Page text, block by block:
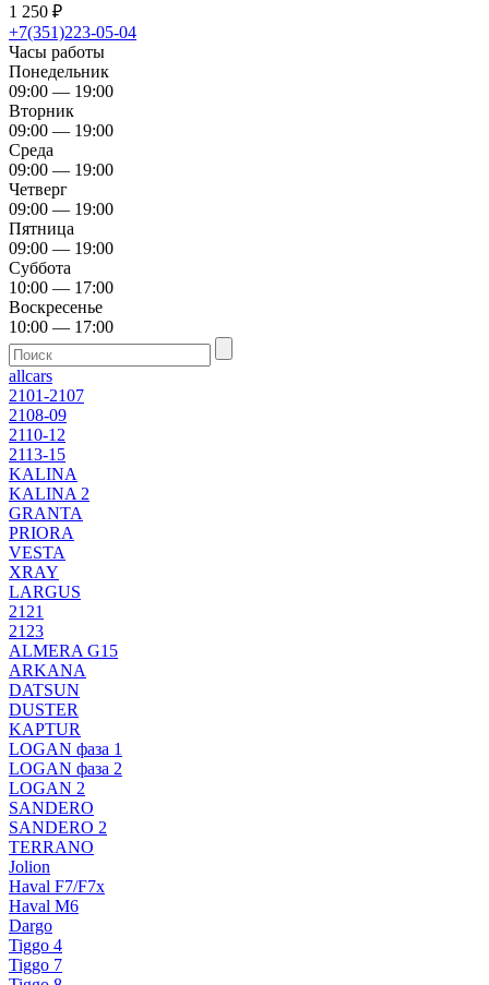
1 250 ₽
+7(351)223-05-04
Часы работы
Понедельник
09:00 — 19:00
Вторник
09:00 — 19:00
Среда
09:00 — 19:00
Четверг
09:00 — 19:00
Пятница
09:00 — 19:00
Суббота
10:00 — 17:00
Воскресенье
10:00 — 17:00
allcars
2101-2107
2108-09
2110-12
2113-15
KALINA
KALINA 2
GRANTA
PRIORA
VESTA
XRAY
LARGUS
2121
2123
ALMERA G15
ARKANA
DATSUN
DUSTER
KAPTUR
LOGAN фаза 1
LOGAN фаза 2
LOGAN 2
SANDERO
SANDERO 2
TERRANO
Jolion
Haval F7/F7x
Haval M6
Dargo
Tiggo 4
Tiggo 7